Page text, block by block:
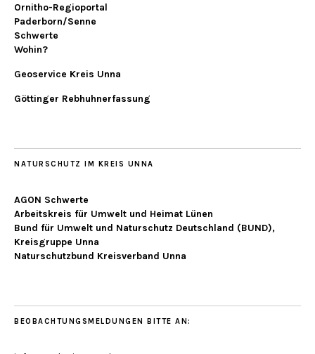
Ornitho-Regioportal
Paderborn/Senne
Schwerte
Wohin?
Geoservice Kreis Unna
Göttinger Rebhuhnerfassung
NATURSCHUTZ IM KREIS UNNA
AGON Schwerte
Arbeitskreis für Umwelt und Heimat Lünen
Bund für Umwelt und Naturschutz Deutschland (BUND),
Kreisgruppe Unna
Naturschutzbund Kreisverband Unna
BEOBACHTUNGSMELDUNGEN BITTE AN: